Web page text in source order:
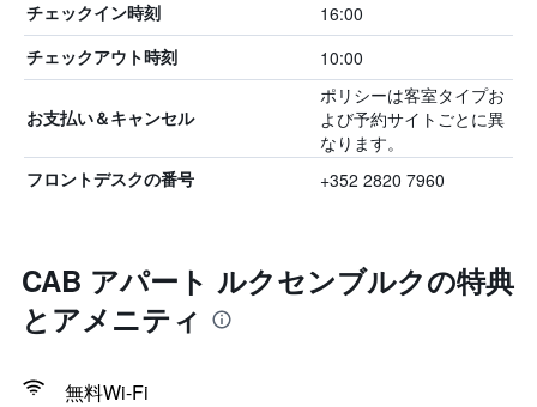
チェックイン時刻 16:00
チェックアウト時刻 10:00
お支払い＆キャンセル
ポリシーは客室タイプお
よび予約サイトごとに異
なります。
フロントデスクの番号 +352 2820 7960
CAB アパート ルクセンブルクの特典
とアメニティ
無料Wi-Fi